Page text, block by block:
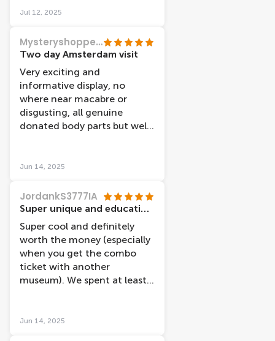
and health.
really put the consequences
is thematic to a system of
the body, and it was fun and
educational. Ended up
spending more time in there
than i expected since there
is a lot to see. It was a bit
freaky on some of the
showcases, since it is
recommend, i would say this
(teens+)
Jul 12, 2025
Mysteryshopper53
Two day Amsterdam visit
Very exciting and
informative display, no
where near macabre or
disgusting, all genuine
donated body parts but well
Jun 14, 2025
JordankS3777IA
Super unique and educational museum!
Super cool and definitely
worth the money (especially
when you get the combo
ticket with another
museum). We spent at least
the human body. The
Jun 14, 2025